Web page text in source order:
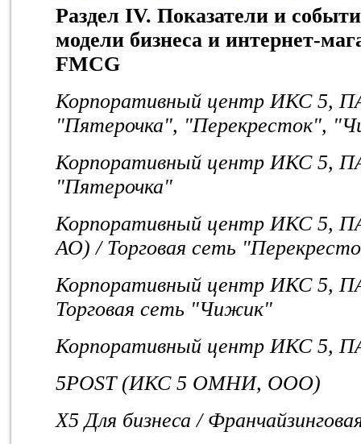
Раздел IV. Показатели и
модели бизнеса и интернет-
FMCG
Корпоративный центр ИКС 5,
"Пятерочка", "Перекресток",
Корпоративный центр ИКС 5,
"Пятерочка"
Корпоративный центр ИКС 5,
АО) / Торговая сеть
Корпоративный центр ИКС 5,
Торговая сеть "Чижик"
Корпоративный центр ИКС 5,
5POST (ИКС 5 ОМНИ, ООО)
X5 Для бизнеса /